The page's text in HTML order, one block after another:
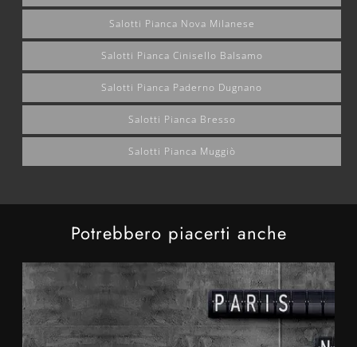
Salotti Pianca Nova Milanese
Salotti Pianca Cinisello Balsamo
Salotti Pianca Paderno Dugnano
Salotti Pianca Bresso
Salotti Pianca Muggiò
Potrebbero piacerti anche